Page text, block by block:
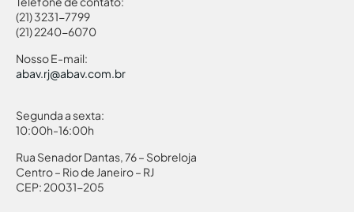
(21) 3231-7799
(21) 2240-6070
Nosso E-mail:
abav.rj@abav.com.br
Segunda a sexta:
10:00h-16:00h
Rua Senador Dantas, 76 – Sobreloja
Centro – Rio de Janeiro – RJ
CEP: 20031-205